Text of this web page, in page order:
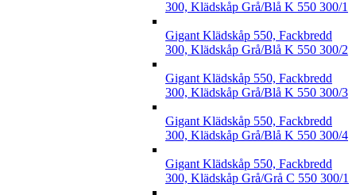
300, Klädskåp Grå/Blå K 550 300/1
Gigant Klädskåp 550, Fackbredd
300, Klädskåp Grå/Blå K 550 300/2
Gigant Klädskåp 550, Fackbredd
300, Klädskåp Grå/Blå K 550 300/3
Gigant Klädskåp 550, Fackbredd
300, Klädskåp Grå/Blå K 550 300/4
Gigant Klädskåp 550, Fackbredd
300, Klädskåp Grå/Grå C 550 300/1